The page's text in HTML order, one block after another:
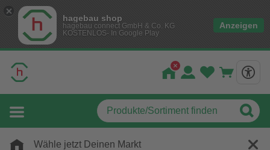
hagebau shop
hagebau connect GmbH & Co. KG
KOSTENLOS- In Google Play
Anzeigen
Wähle jetzt Deinen Markt